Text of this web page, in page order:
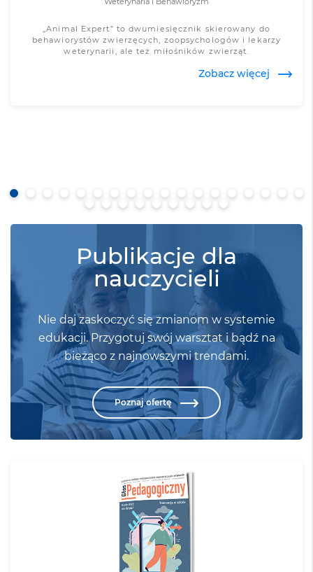
„Animal Expert” to dwumiesięcznik skierowany do
behawiorystów zwierzęcych, zoopsychologów i lekarzy
weterynarii, ale też miłośników zwierząt.
Zobacz więcej
Zobacz więcej
Publikacje dla
nauczycieli
Nie daj zaskoczyć się zmianom w systemie
edukacji. Przygotuj swój warsztat i bądź na
bieżąco z najnowszymi trendami.
Poznaj ofertę